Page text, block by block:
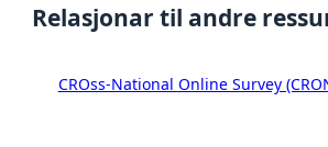
Relasjonar til andre
CROss-National Online Survey